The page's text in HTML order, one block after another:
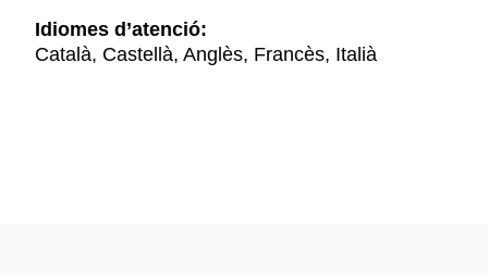
Idiomes d’atenció:
Català, Castellà, Anglès, Francès, Italià